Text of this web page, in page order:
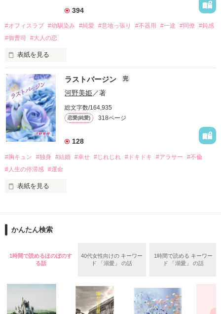
エレガントな容姿とうって変わり、超強引で非常識
私の平穏な生活をかき乱し、翻弄する男
某大手商事会社の御曹司　葛城　匠（21）
結婚まで残された執行猶予は大学四年間…
★はせこうさま
★さらさらとさま
レビューありがとうございます！
作品を読む
394
#オフィスラブ #幼馴染み #純愛 #意地っ張り #不器用 #一途 #同僚 #鈍感
#御曹司
#大人の恋
表紙を見る
「早く俺を好きになれよ」
「(あんたはイケメン俳優気取りかっ)」
些細なことでスレ違い
お互いを避けた高校時代
同じ会社で再会した幼なじみとの
×
.。.:*·゜＋.。.:*·゜＋.。.:*·゜＋.。.:*·゜＋.。.:*·゜＋.。.:*·゜
ラストバージン 完
河野美姫／著
総文字数/164,935
恋愛(純愛) 318ページ
128
#胸キュン #独身 #結婚 #幸せ #じれじれ #ドキドキ #アラサー
#不倫
#人生の停滞感 #運命
表紙を見る
周りを見渡せば、
いつの間にか既婚者ばかり。
自然と出来ると思っていた。
かんたん検索
1時間で読めるほのぼのす
る話
40代女性向けの キーワー
ド 「溺愛」 の話
1時間で読める キーワー
ド 「溺愛」 の話